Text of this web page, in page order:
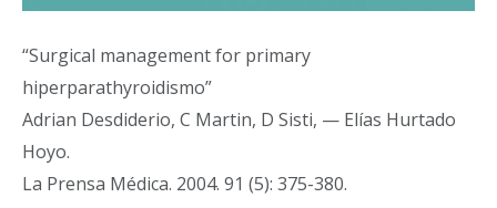
“Surgical management for primary
hiperparathyroidismo”
Adrian Desdiderio, C Martin, D Sisti, — Elías Hurtado
Hoyo.
La Prensa Médica. 2004. 91 (5): 375-380.